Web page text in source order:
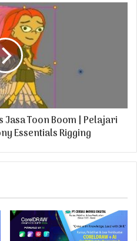
Toon Boom | Pelajari
Essentials Rigging